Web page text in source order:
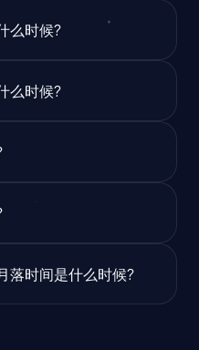
么时候?
么时候?
落时间是什么时候?